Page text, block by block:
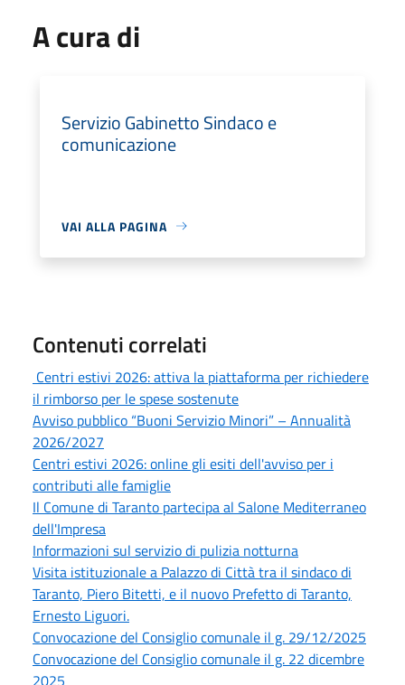
A cura di
Servizio Gabinetto Sindaco e
comunicazione
VAI ALLA PAGINA
Contenuti correlati
Centri estivi 2026: attiva la piattaforma per richiedere
il rimborso per le spese sostenute
Avviso pubblico “Buoni Servizio Minori” – Annualità
2026/2027
Centri estivi 2026: online gli esiti dell'avviso per i
contributi alle famiglie
Il Comune di Taranto partecipa al Salone Mediterraneo
dell'Impresa
Informazioni sul servizio di pulizia notturna
Visita istituzionale a Palazzo di Città tra il sindaco di
Taranto, Piero Bitetti, e il nuovo Prefetto di Taranto,
Ernesto Liguori.
Convocazione del Consiglio comunale il g. 29/12/2025
Convocazione del Consiglio comunale il g. 22 dicembre
2025